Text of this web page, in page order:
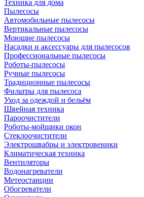
Техника для дома
Пылесосы
Автомобильные пылесосы
Вертикальные пылесосы
Моющие пылесосы
Насадки и аксессуары для пылесосов
Профессиональные пылесосы
Роботы-пылесосы
Ручные пылесосы
Традиционные пылесосы
Фильтры для пылесоса
Уход за одеждой и бельём
Швейная техника
Пароочистители
Роботы-мойщики окон
Стеклоочистители
Электрошвабры и электровеники
Климатическая техника
Вентиляторы
Водонагреватели
Метеостанции
Обогреватели